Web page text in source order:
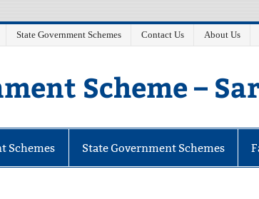
State Government Schemes Contact Us About Us
Scheme –
Schemes State Government Schemes